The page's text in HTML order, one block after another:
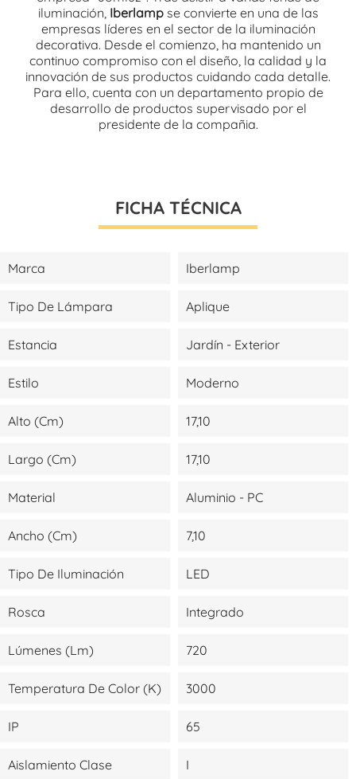
iluminación, Iberlampse convierte en una de las
empresas líderes en el sector de la iluminación
decorativa. Desde el comienzo, ha mantenido un
continuo compromiso con el diseño, la calidad y la
innovación de sus productos cuidando cada detalle.
Para ello, cuenta con un departamento propio de
desarrollo de productos supervisado por el
presidente de la compañia.
FICHA TÉCNICA
Marca Iberlamp
Tipo De Lámpara Aplique
Estancia Jardín - Exterior
Estilo Moderno
Alto (cm) 17,10
Largo (cm) 17,10
Material Aluminio - PC
Ancho (cm) 7,10
Tipo De Iluminación LED
Rosca Integrado
Lúmenes (lm) 720
Temperatura De Color (K) 3000
IP 65
Aislamiento Clase I